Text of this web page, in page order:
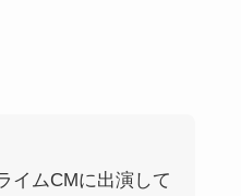
イムCMに出演して